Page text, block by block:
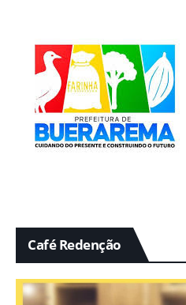
Café Redenção